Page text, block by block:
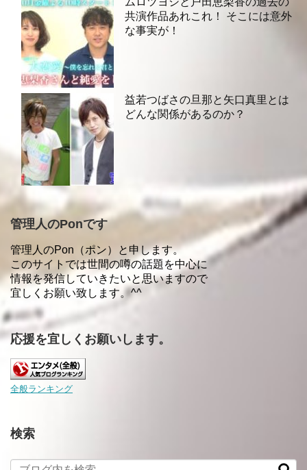
共演作品あれこれ！ そこには意外
な事実が！
益若つばさの旦那と矢口真里とは
どんな関係があるのか？
管理人のPonです
管理人のPon（ポン）と申します。
このサイトでは世間の噂の話題を中心に
情報を発信していきたいと思いますので
宜しくお願い致します。^^
応援を宜しくお願いします。
全般ランキング
検索